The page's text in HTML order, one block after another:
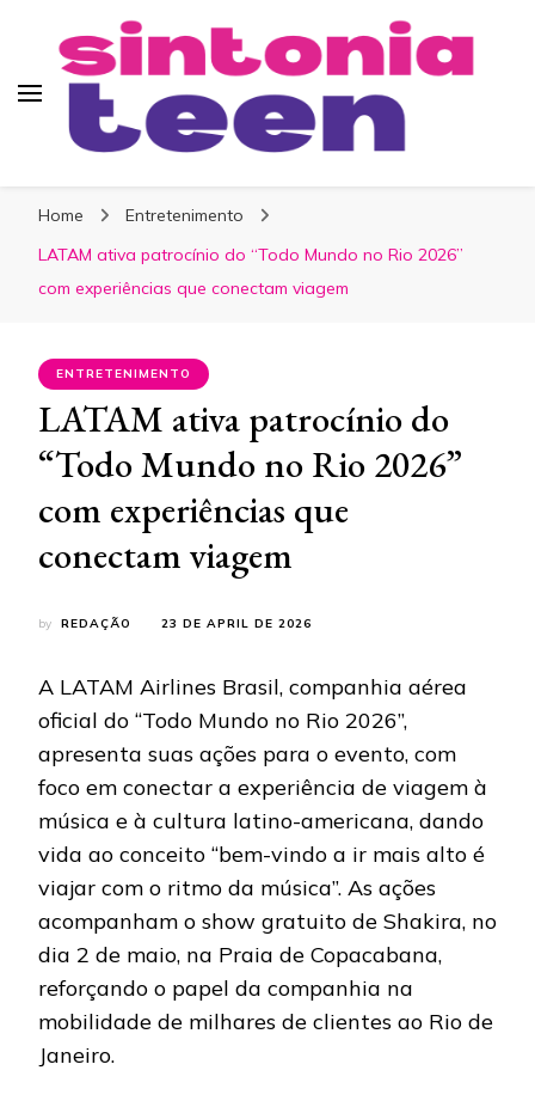
Home
Entretenimento
LATAM ativa patrocínio do “Todo Mundo no Rio 2026”
com experiências que conectam viagem
ENTRETENIMENTO
LATAM ativa patrocínio do
“Todo Mundo no Rio 2026”
com experiências que
conectam viagem
by REDAÇÃO 23 DE APRIL DE 2026
A LATAM Airlines Brasil, companhia aérea
oficial do “Todo Mundo no Rio 2026”,
apresenta suas ações para o evento, com
foco em conectar a experiência de viagem à
música e à cultura latino-americana, dando
vida ao conceito “bem-vindo a ir mais alto é
viajar com o ritmo da música”. As ações
acompanham o show gratuito de Shakira, no
dia 2 de maio, na Praia de Copacabana,
reforçando o papel da companhia na
mobilidade de milhares de clientes ao Rio de
Janeiro.